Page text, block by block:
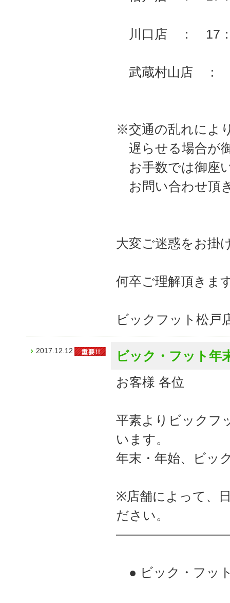
川口店 ： 17
武蔵村山店
※交通の乱れによ
遅らせる場合が
お手数では御座
お問い合わせ頂
大変ご迷惑をお掛
何卒ご理解頂きま
ビックフット松戸
2017.12.12
ビック・フット年
お客様 各位
平素よりビックフ
います。
年末・年始、ビッ
※店舗によって、
ださい。
● ビック・フッ